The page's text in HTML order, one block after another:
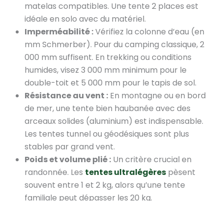
matelas compatibles. Une tente 2 places est
idéale en solo avec du matériel.
Imperméabilité :Vérifiez la colonne d’eau (en
mm Schmerber). Pour du camping classique, 2
000 mm suffisent. En trekking ou conditions
humides, visez 3 000 mm minimum pour le
double-toit et 5 000 mm pour le tapis de sol.
Résistance au vent : En montagne ou en bord
de mer, une tente bien haubanée avec des
arceaux solides (aluminium) est indispensable.
Les tentes tunnel ou géodésiques sont plus
stables par grand vent.
Poids et volume plié : Un critère crucial en
randonnée. Les tentes ultralégères pèsent
souvent entre 1 et 2 kg, alors qu’une tente
familiale peut dépasser les 20 kg.